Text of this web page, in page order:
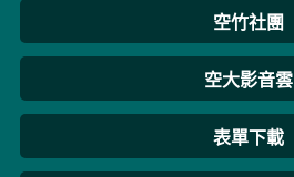
空竹社團
空大影音雲
表單下載